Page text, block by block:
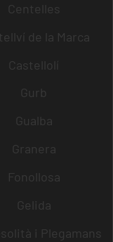
Centelles
de la Marca
Castellolí
Gurb
Gualba
Granera
Fonollosa
Gelida
i Plegamans